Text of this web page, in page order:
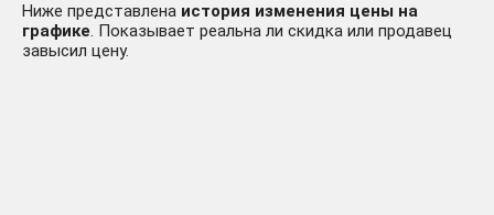
Ниже представлена история изменения цены на
графике. Показывает реальна ли скидка или продавец
завысил цену.